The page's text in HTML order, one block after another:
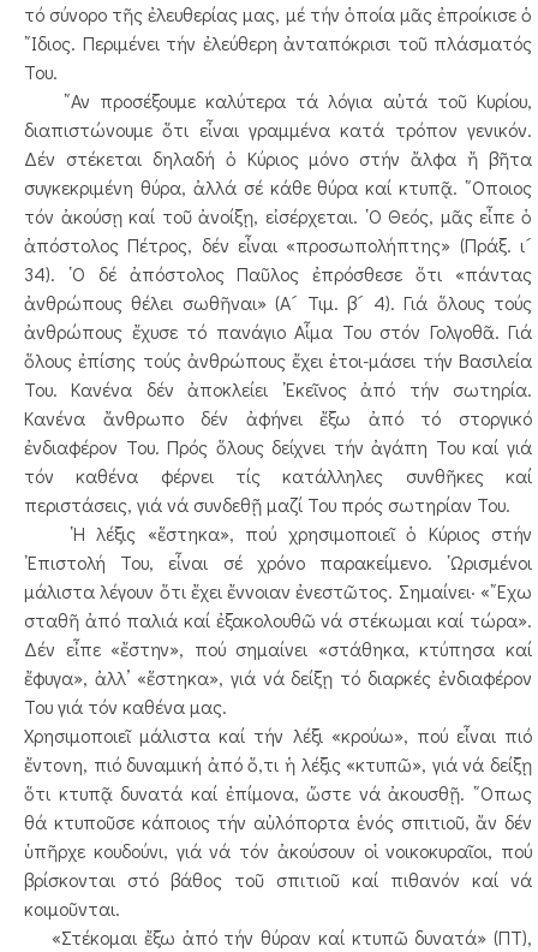
τό σύνορο τῆς ἐλευθερίας μας, μέ τήν ὁποία μᾶς ἐπροίκισε ὁ
῎Ιδιος. Περιμένει τήν ἐλεύθερη ἀνταπόκρισι τοῦ πλάσματός
Του.
῎Αν προσέξουμε καλύτερα τά λόγια αὐτά τοῦ Κυρίου,
διαπιστώνουμε ὅτι εἶναι γραμμένα κατά τρόπον γενικόν.
Δέν στέκεται δηλαδή ὁ Κύριος μόνο στήν ἄλφα ἤ βῆτα
συγκεκριμένη θύρα, ἀλλά σέ κάθε θύρα καί κτυπᾷ. ῞Οποιος
τόν ἀκούσῃ καί τοῦ ἀνοίξῃ, εἰσέρχεται. ῾Ο Θεός, μᾶς εἶπε ὁ
ἀπόστολος Πέτρος, δέν εἶναι «προσωπολήπτης» (Πράξ. ι´
34). ῾Ο δέ ἀπόστολος Παῦλος ἐπρόσθεσε ὅτι «πάντας
ἀνθρώπους θέλει σωθῆναι» (Α´ Τιμ. β´ 4). Γιά ὅλους τούς
ἀνθρώπους ἔχυσε τό πανάγιο Αἷμα Του στόν Γολγοθᾶ. Γιά
ὅλους ἐπίσης τούς ἀνθρώπους ἔχει ἑτοι-μάσει τήν Βασιλεία
Του. Κανένα δέν ἀποκλείει ᾿Εκεῖνος ἀπό τήν σωτηρία.
Κανένα ἄνθρωπο δέν ἀφήνει ἔξω ἀπό τό στοργικό
ἐνδιαφέρον Του. Πρός ὅλους δείχνει τήν ἀγάπη Του καί γιά
τόν καθένα φέρνει τίς κατάλληλες συνθῆκες καί
περιστάσεις, γιά νά συνδεθῇ μαζί Του πρός σωτηρίαν Του.
῾Η λέξις «ἕστηκα», πού χρησιμοποιεῖ ὁ Κύριος στήν
᾿Επιστολή Του, εἶναι σέ χρόνο παρακείμενο. ῾Ωρισμένοι
μάλιστα λέγουν ὅτι ἔχει ἔννοιαν ἐνεστῶτος. Σημαίνει· «῎Εχω
σταθῆ ἀπό παλιά καί ἐξακολουθῶ νά στέκωμαι καί τώρα».
Δέν εἶπε «ἔστην», πού σημαίνει «στάθηκα, κτύπησα καί
ἔφυγα», ἀλλ’ «ἕστηκα», γιά νά δείξῃ τό διαρκές ἐνδιαφέρον
Του γιά τόν καθένα μας.
Χρησιμοποιεῖ μάλιστα καί τήν λέξι «κρούω», πού εἶναι πιό
ἔντονη, πιό δυναμική ἀπό ὅ,τι ἡ λέξις «κτυπῶ», γιά νά δείξῃ
ὅτι κτυπᾷ δυνατά καί ἐπίμονα, ὥστε νά ἀκουσθῇ. ῞Οπως
θά κτυποῦσε κάποιος τήν αὐλόπορτα ἑνός σπιτιοῦ, ἄν δέν
ὑπῆρχε κουδούνι, γιά νά τόν ἀκούσουν οἱ νοικοκυραῖοι, πού
βρίσκονται στό βάθος τοῦ σπιτιοῦ καί πιθανόν καί νά
κοιμοῦνται.
«Στέκομαι ἔξω ἀπό τήν θύραν καί κτυπῶ δυνατά» (ΠΤ),